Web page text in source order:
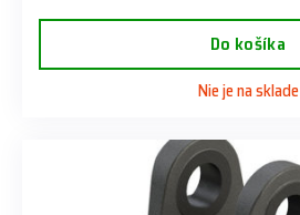
Do košíka
Nie je na sklade